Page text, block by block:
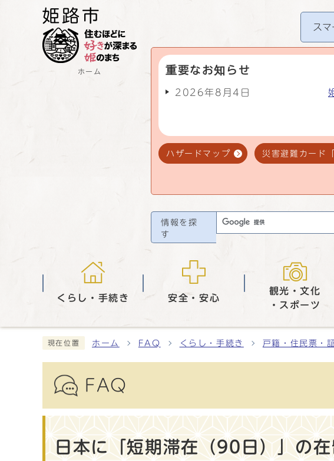
ホーム
スマ
重要なお知らせ
2026年8月4日
ハザードマップ 災害避難カード
情報を探
す
くらし・手続き 安全・安心
観光・文化
・スポーツ
現在位置 ホーム FAQ くらし・手続き 戸籍・住民票・
FAQ
日本に「短期滞在（90日）」の